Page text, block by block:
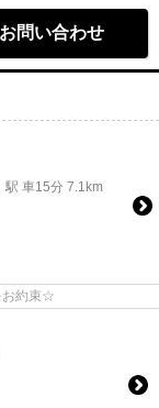
お問い合わせ
駅 車15分 7.1km
お約束☆